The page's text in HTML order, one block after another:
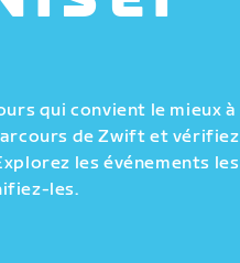
qui convient le mieux à
de Zwift et vérifiez
les événements les
les.